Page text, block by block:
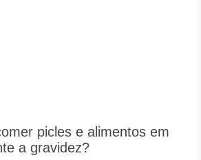
picles e alimentos em
a gravidez?